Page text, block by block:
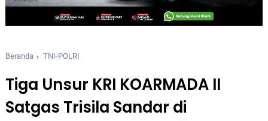
Beranda TNI-POLRI
Tiga Unsur KRI KOARMADA II
Satgas Trisila Sandar di